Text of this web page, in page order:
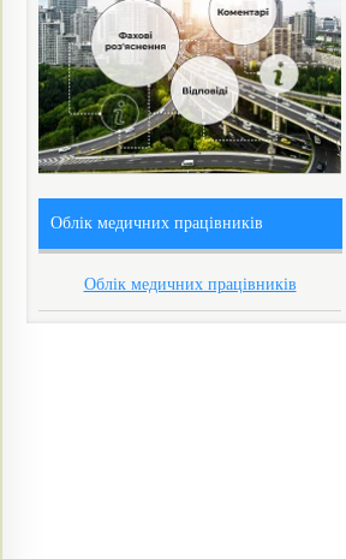
Облік медичних працівників
Облік медичних працівників